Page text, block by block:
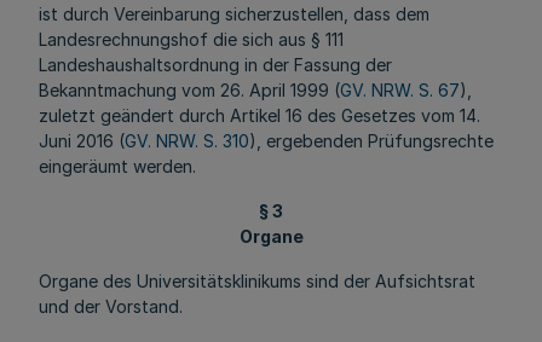
ist durch Vereinbarung sicherzustellen, dass dem
Landesrechnungshof die sich aus § 111
Landeshaushaltsordnung in der Fassung der
Bekanntmachung vom 26. April 1999 (GV. NRW. S. 67),
zuletzt geändert durch Artikel 16 des Gesetzes vom 14.
Juni 2016 (GV. NRW. S. 310), ergebenden Prüfungsrechte
eingeräumt werden.
§ 3
Organe
Organe des Universitätsklinikums sind der Aufsichtsrat
und der Vorstand.